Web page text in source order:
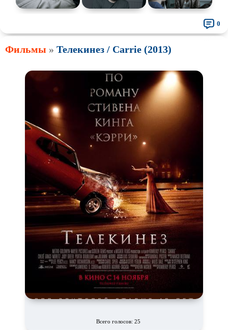
0
Фильмы » Телекинез / Carrie (2013)
Всего голосов: 25